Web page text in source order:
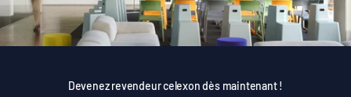
Devenez revendeur celexon dès maintenant !